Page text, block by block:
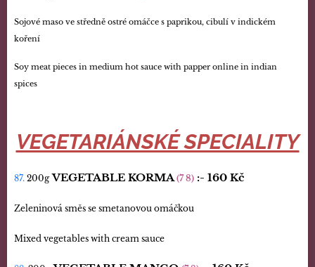
Sojové maso ve středně ostré omáčce s paprikou, cibulí v indickém
koření
Soy meat pieces in medium hot sauce with papper online in indian
spices
VEGETARIÁNSKÉ SPECIALITY
87. 200g VEGETABLE KORMA(7 8) :- 160 Kč
Zeleninová směs se smetanovou omáčkou
Mixed vegetables with cream sauce